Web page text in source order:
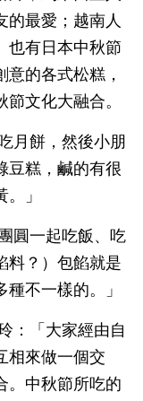
的最愛；越南人
也有日本中秋節
的各式松糕，
文化大融合。
月餅，然後小朋
豆糕，鹹的有很
」
圓一起吃飯、吃
料？）包餡就是
不一樣的。」
：「大家經由自
相來做一個交
。中秋節所吃的